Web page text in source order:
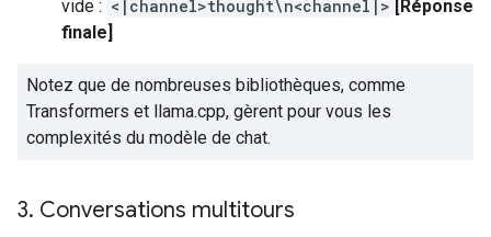
vide : <|channel>thought\n<channel|> [Réponse
finale]
Notez que de nombreuses bibliothèques, comme
Transformers et llama.cpp, gèrent pour vous les
complexités du modèle de chat.
3. Conversations multitours